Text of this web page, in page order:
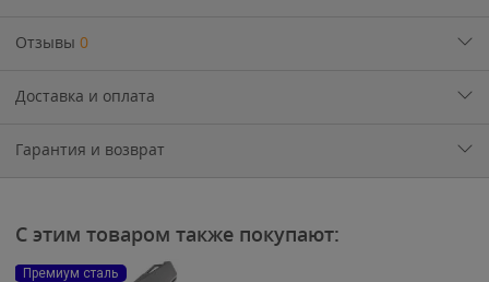
Отзывы 0
Доставка и оплата
Гарантия и возврат
С этим товаром также покупают:
Премиум сталь